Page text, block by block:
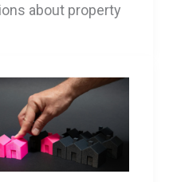
about property